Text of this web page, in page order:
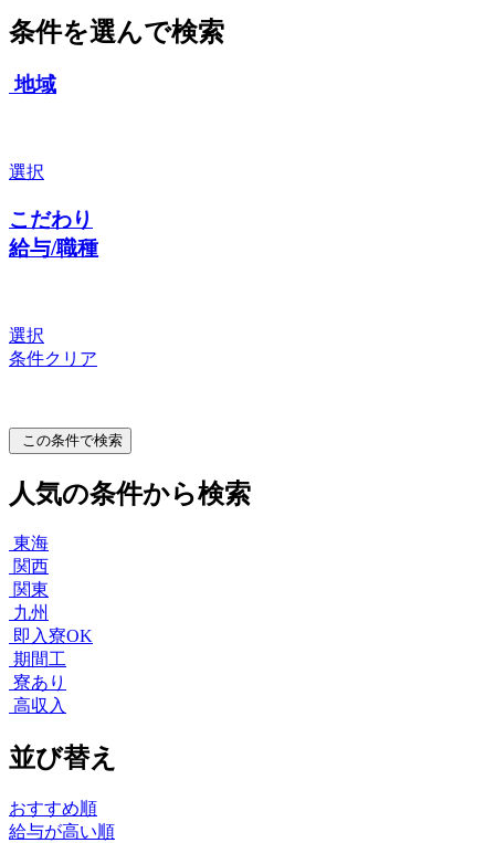
条件を選んで検索
地域
選択
こだわり
給与/職種
選択
条件クリア
この条件で検索
人気の条件から検索
東海
関西
関東
九州
即入寮OK
期間工
寮あり
高収入
並び替え
おすすめ順
給与が高い順